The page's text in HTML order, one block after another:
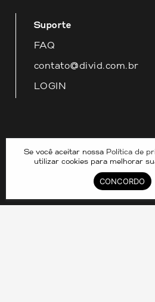
Suporte
FAQ
contato@divid.com.br
LOGIN
Nossas
Se você aceitar nossa Política de
utilizar cookies para melhorar
CONCORDO